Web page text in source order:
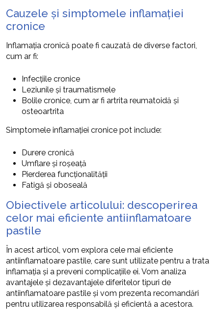
Cauzele și simptomele inflamației
cronice
Inflamația cronică poate fi cauzată de diverse factori,
cum ar fi:
Infecțiile cronice
Leziunile și traumatismele
Bolile cronice, cum ar fi artrita reumatoidă și
osteoartrita
Simptomele inflamației cronice pot include:
Durere cronică
Umflare și roșeață
Pierderea funcționalității
Fatigă și oboseală
Obiectivele articolului: descoperirea
celor mai eficiente antiinflamatoare
pastile
În acest articol, vom explora cele mai eficiente
antiinflamatoare pastile, care sunt utilizate pentru a trata
inflamația și a preveni complicațiile ei. Vom analiza
avantajele și dezavantajele diferitelor tipuri de
antiinflamatoare pastile și vom prezenta recomandări
pentru utilizarea responsabilă și eficientă a acestora.